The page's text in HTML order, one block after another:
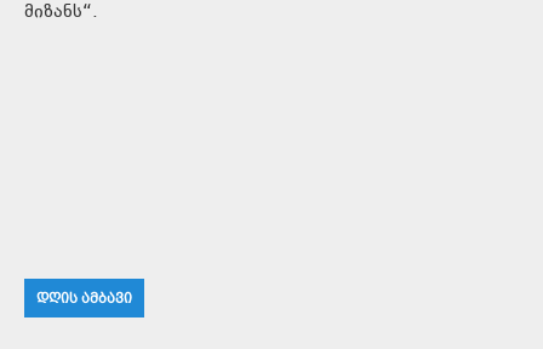
მიზანს“.
ᲓᲦᲘᲡ ᲐᲛᲑᲐᲕᲘ